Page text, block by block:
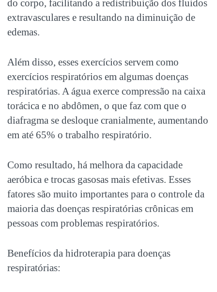
do corpo, facilitando a redistribuição dos fluidos
extravasculares e resultando na diminuição de
edemas.
Além disso, esses exercícios servem como
exercícios respiratórios em algumas doenças
respiratórias. A água exerce compressão na caixa
torácica e no abdômen, o que faz com que o
diafragma se desloque cranialmente, aumentando
em até 65% o trabalho respiratório.
Como resultado, há melhora da capacidade
aeróbica e trocas gasosas mais efetivas. Esses
fatores são muito importantes para o controle da
maioria das doenças respiratórias crônicas em
pessoas com problemas respiratórios.
Benefícios da hidroterapia para doenças
respiratórias: